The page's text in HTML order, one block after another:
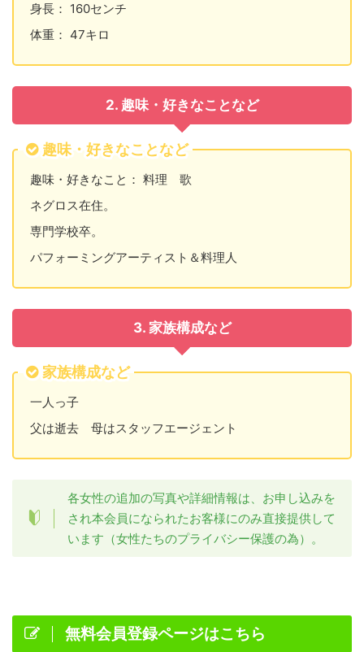
身長： 160センチ
体重： 47キロ
2. 趣味・好きなことなど
趣味・好きなことなど
趣味・好きなこと： 料理 歌
ネグロス在住。
専門学校卒。
パフォーミングアーティスト＆料理人
3. 家族構成など
家族構成など
一人っ子
父は逝去 母はスタッフエージェント
各女性の追加の写真や詳細情報は、お申し込みを
され本会員になられたお客様にのみ直接提供して
います（女性たちのプライバシー保護の為）。
無料会員登録ページはこちら